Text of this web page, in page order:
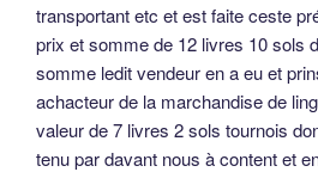
transportant etc et est faite ceste
prix et somme de 12 livres 10 sols
somme ledit vendeur en a eu et
achacteur de la marchandise de
valeur de 7 livres 2 sols tournois
tenu par davant nous à content et